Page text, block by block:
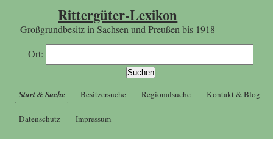
Rittergüter-Lexikon
Großgrundbesitz in Sachsen und Preußen bis 1918
Ort:
Start & Suche Besitzersuche Regionalsuche Kontakt & Blog
Datenschutz Impressum